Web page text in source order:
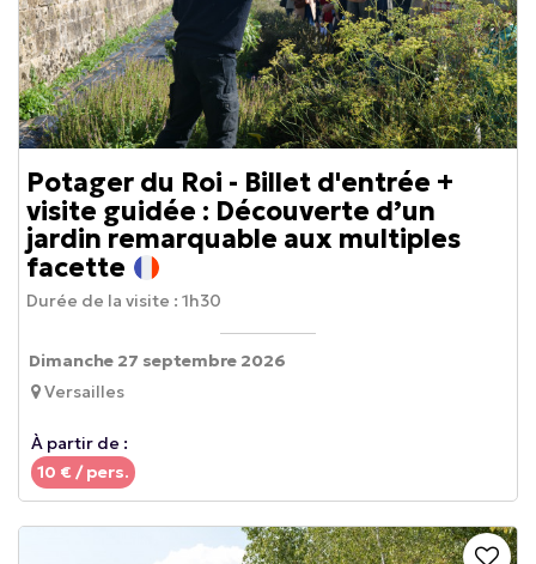
Potager du Roi - Billet d'entrée +
visite guidée : Découverte d’un
jardin remarquable aux multiples
facette
Versailles
À partir de :
10 € / pers.
Durée de la visite : 1h30
Dimanche 27 septembre 2026